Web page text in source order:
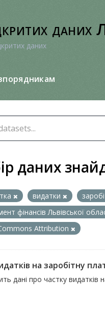
даних
даних
даних
видатки
фінансів Львівської
Attribution
на заробітну
дані про частку видатків